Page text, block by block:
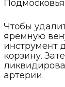
Чтобы
яремную
инструмент
корзину.
артерии.